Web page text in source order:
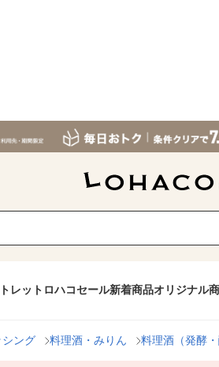
レット ロハコセール新着商品オリジナル
ング 料理酒・みりん 料理酒（発酵・